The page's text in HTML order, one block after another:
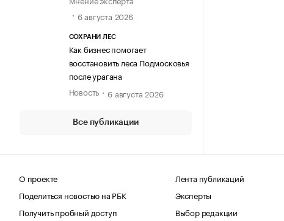
6 августа 2026
СОХРАНИ ЛЕС
Как бизнес помогает
восстановить леса Подмосковья
после урагана
Новость
6 августа 2026
Все публикации
О проекте
Поделиться новостью на РБК
Получить пробный доступ
Лента публикаций
Эксперты
Выбор редакции